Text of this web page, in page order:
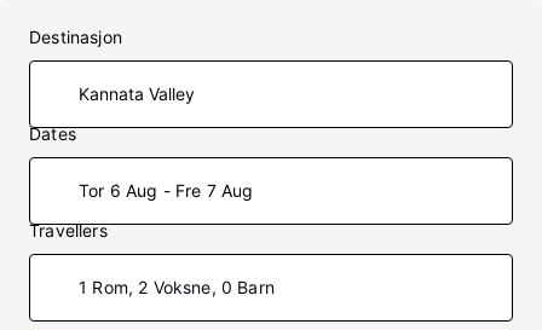
Destinasjon
Dates
Tor 6 Aug - Fre 7 Aug
Travellers
1 Rom, 2 Voksne, 0 Barn